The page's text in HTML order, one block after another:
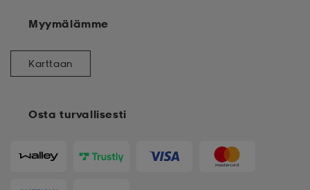
Osta turvallisesti
Myymälämme
Karttaan